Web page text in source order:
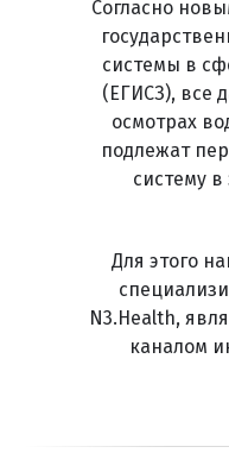
Согласно
системы в
(ЕГИСЗ), все
осмотрах
подлежат
систему
Для этого
N3.Health,
каналом